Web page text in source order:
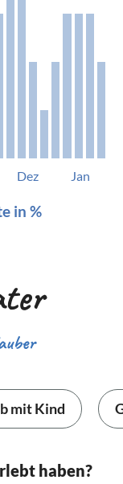
Dez Jan
in %
mit Kind
haben?